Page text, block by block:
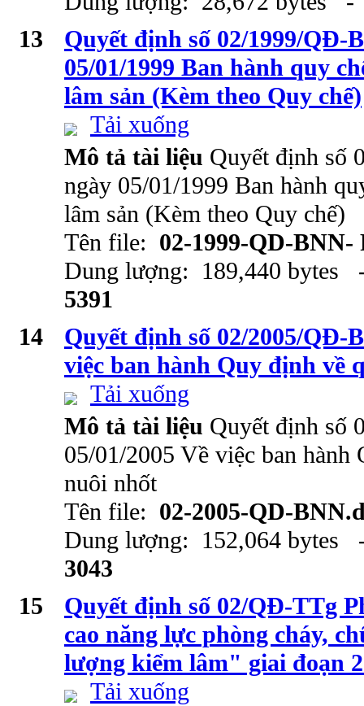
13
Quyết định số 02/1999/QĐ-
05/01/1999 Ban hành quy
lâm sản (Kèm theo Quy chế)
Tải xuống
Mô tả tài liệu Quyết định số
ngày 05/01/1999 Ban hành
lâm sản (Kèm theo Quy chế)
Tên file: 02-1999-QD-BNN-
Dung lượng: 189,440
5391
14
Quyết định số 02/2005/QĐ-
việc ban hành Quy định về
Tải xuống
Mô tả tài liệu Quyết định số
05/01/2005 Về việc ban hành
nuôi nhốt
Tên file: 02-2005-QD-
Dung lượng: 152,064
3043
15
Quyết định số 02/QĐ-TTg
cao năng lực phòng cháy,
lượng kiểm lâm" giai đoạn
Tải xuống